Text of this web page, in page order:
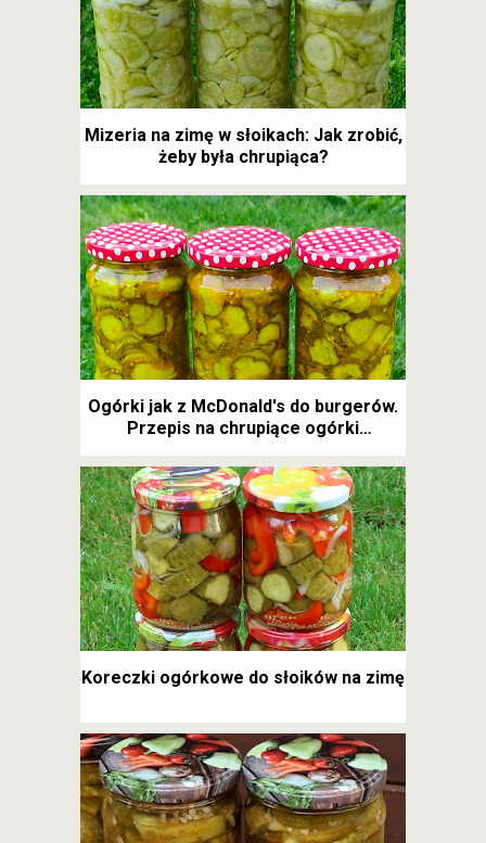
Mizeria na zimę w słoikach: Jak zrobić,
żeby była chrupiąca?
Ogórki jak z McDonald's do burgerów.
Przepis na chrupiące ogórki
Koreczki ogórkowe do słoików na zimę